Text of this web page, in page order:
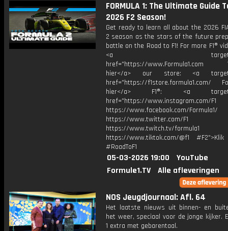
FORMULA 1: The Ultimate Guide
2026 F2 Season!
Get ready to learn all about the 2026
2 season as the stars of the future
battle on the Road to F1! For more F1®
<a
href="https://www.Formula1.com
hier</a> our store: <a
href="https://f1store.formula1.com/
hier</a> F1®: <a
href="https://www.instagram.com/F1
https://www.facebook.com/Formula1/
https://www.twitter.com/F1
https://www.twitch.tv/formula1
https://www.tiktok.com/@f1
#RoadToF1
05-03-2026 19:00
YouTube
Formule1.TV
Alle afleveringen
NOS Jeugdjournaal: Afl. 64
Het laatste nieuws uit binnen- en
het weer, speciaal voor de jonge kijker.
1 extra met gebarentaal.